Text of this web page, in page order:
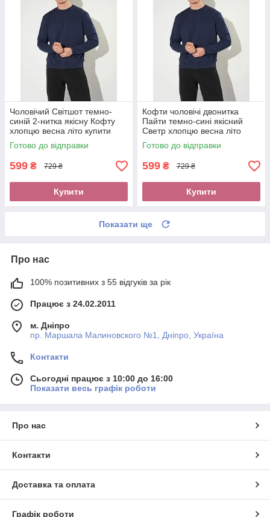
Чоловічий Світшот темно-
синій 2-нитка якісну Кофту
хлопцю весна літо купити
Світшот трикотаж оплата без
передоплати новою поштою
Готово до відправки
599 ₴ 729 ₴
Купити
Кофти чоловічі двонитка
Пайти темно-сині якісний
Светр хлопцю весна літо
купити Світшот трикотаж
оплата при отриманні новою
поштою
Готово до відправки
599 ₴ 729 ₴
Купити
Показати ще
Про нас
100% позитивних з 55 відгуків за рік
Працює з 24.02.2011
м. Дніпро
пр. Маршала Малиновского №1, Дніпро, Україна
Контакти
Сьогодні працює з 10:00 до 16:00
Показати весь графік роботи
Про нас
Контакти
Доставка та оплата
Графік роботи